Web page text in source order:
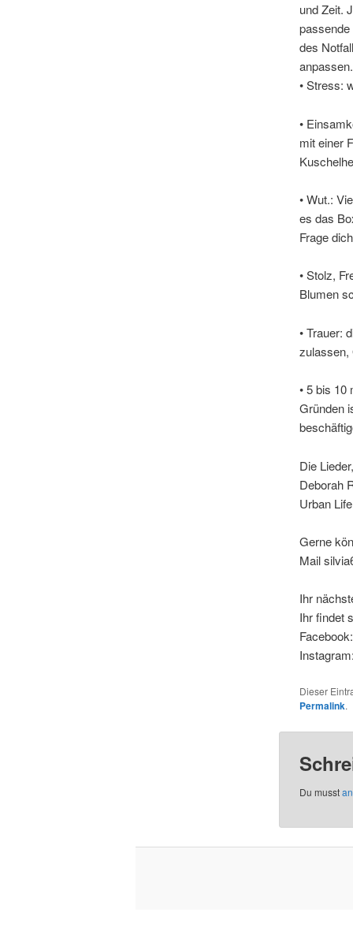
und Zeit.
des
• Stress:
•
mit einer
• Wut.:
es das
Frage
• Stolz,
Blumen
• Trauer:
zulassen,
• 5 bis
Gründen
Die
Deborah
Urban
Gerne
Mail
Ihr
Ihr findet
Dieser
Permalink.
Du musst